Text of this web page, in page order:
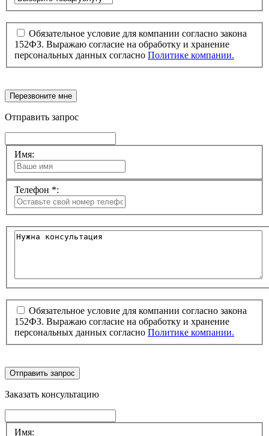
Обязательное условие для компании согласно закона
152ФЗ. Выражаю согласие на обработку и хранение
персональных данных согласно Политике компании.
Перезвоните мне
Отправить запрос
Имя:
Телефон *:
Обязательное условие для компании согласно закона
152ФЗ. Выражаю согласие на обработку и хранение
персональных данных согласно Политике компании.
Отправить запрос
Заказать консультацию
Имя: